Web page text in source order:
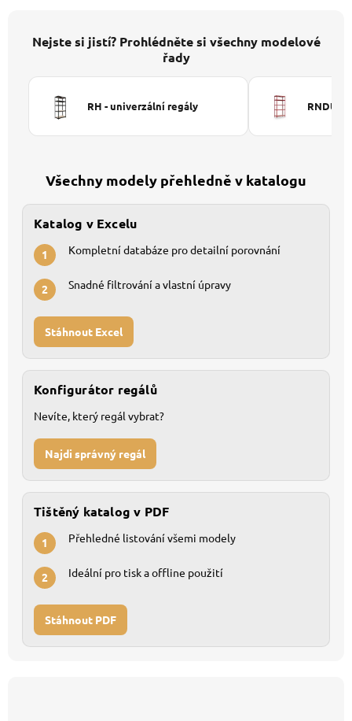
Nejste si jistí? Prohlédněte si všechny modelové
řady
RH - univerzální regály RNDU-
Všechny modely přehledně v katalogu
Katalog v Excelu
1 Kompletní databáze pro detailní porovnání
2 Snadné filtrování a vlastní úpravy
Stáhnout Excel
Konfigurátor regálů
Nevíte, který regál vybrat?
Najdi správný regál
Tištěný katalog v PDF
1 Přehledné listování všemi modely
2 Ideální pro tisk a offline použití
Stáhnout PDF